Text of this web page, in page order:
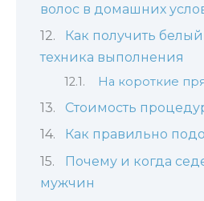
волос в домашних
Как получить
техника выполнения
На короткие
Стоимость
Как правильно
Почему и когда
мужчин